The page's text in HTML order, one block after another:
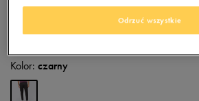
KLUBIE 50 STYLE
Kolor: czarny
Odrzuć wszystkie